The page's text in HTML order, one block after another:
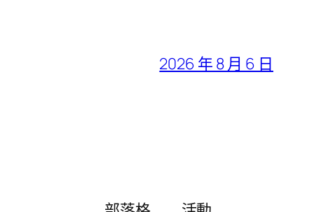
2026 年 8 月 6 日